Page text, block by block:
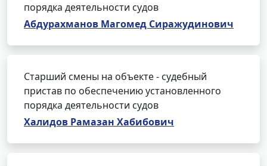
порядка деятельности судов
Абдурахманов Магомед Сиражудинович
Старший смены на объекте - судебный
пристав по обеспечению установленного
порядка деятельности судов
Халидов Рамазан Хабибович